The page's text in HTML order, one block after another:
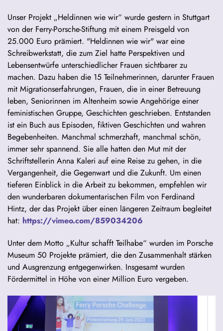
Unser Projekt „Heldinnen wie wir“ wurde gestern in Stuttgart
von der Ferry-Porsche-Stiftung mit einem Preisgeld von
25.000 Euro prämiert. "Heldinnen wie wir" war eine
Schreibwerkstatt, die zum Ziel hatte Perspektiven und
Lebensentwürfe unterschiedlicher Frauen sichtbarer zu
machen. Dazu haben die 15 Teilnehmerinnen, darunter Frauen
mit Migrationserfahrungen, Frauen, die in einer Betreuung
leben, Seniorinnen im Altenheim sowie Angehörige einer
feministischen Gruppe, Geschichten geschrieben. Entstanden
ist ein Buch aus Episoden, fiktiven Geschichten und wahren
Begebenheiten. Manchmal schmerzhaft, manchmal schön,
immer sehr spannend. Sie alle hatten den Mut mit der
Schriftstellerin Anna Kaleri auf eine Reise zu gehen, in die
Vergangenheit, die Gegenwart und die Zukunft. Um einen
tieferen Einblick in die Arbeit zu bekommen, empfehlen wir
den wunderbaren dokumentarischen Film von Ferdinand
Hintz, der das Projekt über einen längeren Zeitraum begleitet
hat: https://vimeo.com/859034206
Unter dem Motto „Kultur schafft Teilhabe“ wurden im Porsche
Museum 50 Projekte prämiert, die den Zusammenhalt stärken
und Ausgrenzung entgegenwirken. Insgesamt wurden
Fördermittel in Höhe von einer Million Euro vergeben.